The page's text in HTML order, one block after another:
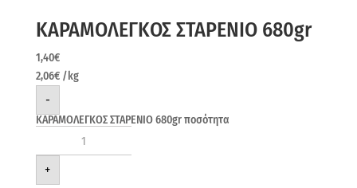
ΚΑΡΑΜΟΛΕΓΚΟΣ ΣΤΑΡΕΝΙΟ 680gr
1,40€
2,06€ /kg
-
ΚΑΡΑΜΟΛΕΓΚΟΣ ΣΤΑΡΕΝΙΟ 680gr ποσότητα
+